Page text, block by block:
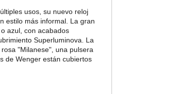
usos, su nuevo reloj
estilo más informal. La gran
azul, con acabados
Superluminova. La
"Milanese", una pulsera
de Wenger están cubiertos